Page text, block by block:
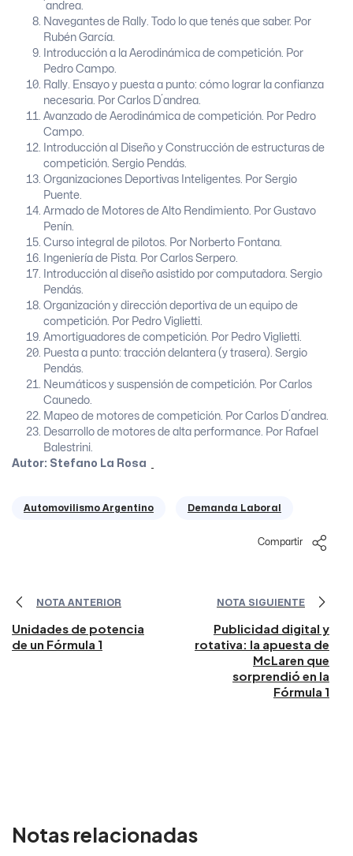
´andrea.
Navegantes de Rally. Todo lo que tenés que saber. Por
Rubén García.
Introducción a la Aerodinámica de competición. Por
Pedro Campo.
Rally. Ensayo y puesta a punto: cómo lograr la confianza
necesaria. Por Carlos D´andrea.
Avanzado de Aerodinámica de competición. Por Pedro
Campo.
Introducción al Diseño y Construcción de estructuras de
competición. Sergio Pendás.
Organizaciones Deportivas Inteligentes. Por Sergio
Puente.
Armado de Motores de Alto Rendimiento. Por Gustavo
Penín.
Curso integral de pilotos. Por Norberto Fontana.
Ingeniería de Pista. Por Carlos Serpero.
Introducción al diseño asistido por computadora. Sergio
Pendás.
Organización y dirección deportiva de un equipo de
competición. Por Pedro Viglietti.
Amortiguadores de competición. Por Pedro Viglietti.
Puesta a punto: tracción delantera (y trasera). Sergio
Pendás.
Neumáticos y suspensión de competición. Por Carlos
Caunedo.
Mapeo de motores de competición. Por Carlos D´andrea.
Desarrollo de motores de alta performance. Por Rafael
Balestrini.
Autor: Stefano La Rosa
Automovilismo Argentino Demanda Laboral
Compartir
NOTA ANTERIOR
Unidades de potencia
de un Fórmula 1
NOTA SIGUIENTE
Publicidad digital y
rotativa: la apuesta de
McLaren que
sorprendió en la
Fórmula 1
Notas relacionadas